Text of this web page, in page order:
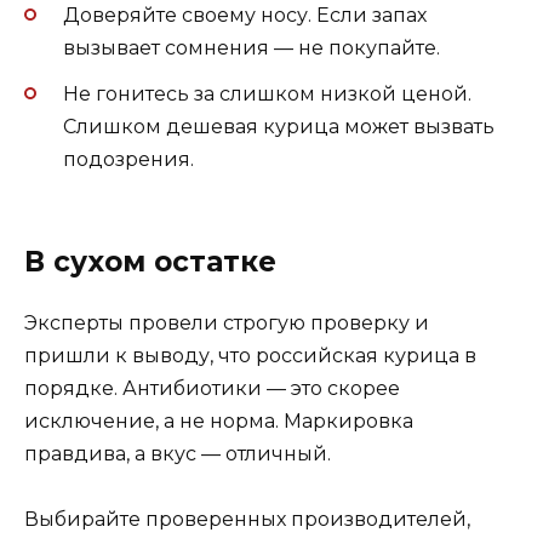
Доверяйте своему носу. Если запах
вызывает сомнения — не покупайте.
Не гонитесь за слишком низкой ценой.
Слишком дешевая курица может вызвать
подозрения.
В сухом остатке
Эксперты провели строгую проверку и
пришли к выводу, что российская курица в
порядке. Антибиотики — это скорее
исключение, а не норма. Маркировка
правдива, а вкус — отличный.
Выбирайте проверенных производителей,